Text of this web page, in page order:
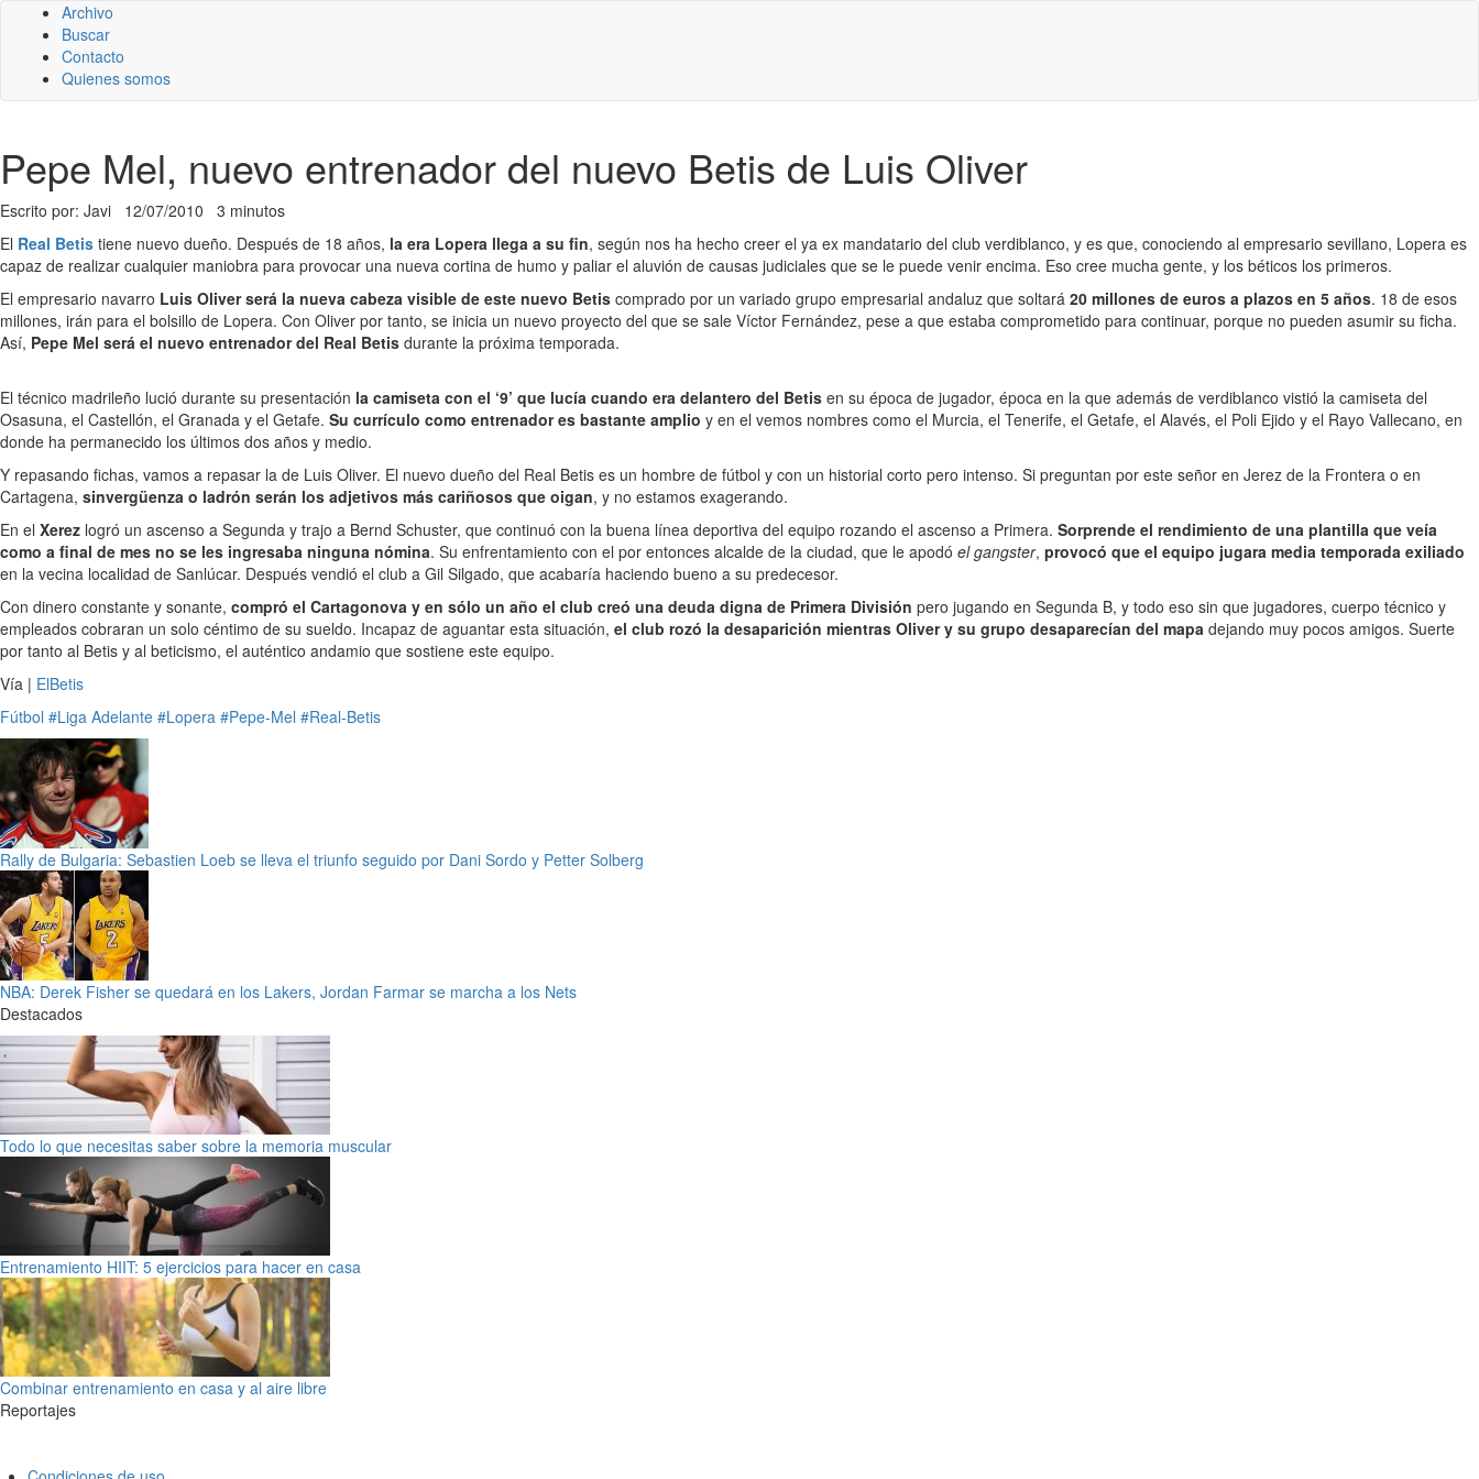
Archivo
Buscar
Contacto
Quienes somos
Pepe Mel, nuevo entrenador del nuevo Betis de Luis Oliver
Escrito por: Javi 12/07/2010 3 minutos
El Real Betis tiene nuevo dueño. Después de 18 años, la era Lopera llega a su fin, según nos ha hecho creer el ya ex mandatario del club verdiblanco, y es que, conociendo al empresario sevillano, Lopera es
capaz de realizar cualquier maniobra para provocar una nueva cortina de humo y paliar el aluvión de causas judiciales que se le puede venir encima. Eso cree mucha gente, y los béticos los primeros.
El empresario navarro Luis Oliver será la nueva cabeza visible de este nuevo Betis comprado por un variado grupo empresarial andaluz que soltará 20 millones de euros a plazos en 5 años. 18 de esos
millones, irán para el bolsillo de Lopera. Con Oliver por tanto, se inicia un nuevo proyecto del que se sale Víctor Fernández, pese a que estaba comprometido para continuar, porque no pueden asumir su ficha.
Así, Pepe Mel será el nuevo entrenador del Real Betis durante la próxima temporada.
El técnico madrileño lució durante su presentación la camiseta con el ‘9’ que lucía cuando era delantero del Betis en su época de jugador, época en la que además de verdiblanco vistió la camiseta del
Osasuna, el Castellón, el Granada y el Getafe. Su currículo como entrenador es bastante amplio y en el vemos nombres como el Murcia, el Tenerife, el Getafe, el Alavés, el Poli Ejido y el Rayo Vallecano, en
donde ha permanecido los últimos dos años y medio.
Y repasando fichas, vamos a repasar la de Luis Oliver. El nuevo dueño del Real Betis es un hombre de fútbol y con un historial corto pero intenso. Si preguntan por este señor en Jerez de la Frontera o en
Cartagena, sinvergüenza o ladrón serán los adjetivos más cariñosos que oigan, y no estamos exagerando.
En el Xerez logró un ascenso a Segunda y trajo a Bernd Schuster, que continuó con la buena línea deportiva del equipo rozando el ascenso a Primera. Sorprende el rendimiento de una plantilla que veía
como a final de mes no se les ingresaba ninguna nómina. Su enfrentamiento con el por entonces alcalde de la ciudad, que le apodó el gangster, provocó que el equipo jugara media temporada exiliado
en la vecina localidad de Sanlúcar. Después vendió el club a Gil Silgado, que acabaría haciendo bueno a su predecesor.
Con dinero constante y sonante, compró el Cartagonova y en sólo un año el club creó una deuda digna de Primera División pero jugando en Segunda B, y todo eso sin que jugadores, cuerpo técnico y
empleados cobraran un solo céntimo de su sueldo. Incapaz de aguantar esta situación, el club rozó la desaparición mientras Oliver y su grupo desaparecían del mapa dejando muy pocos amigos. Suerte
por tanto al Betis y al beticismo, el auténtico andamio que sostiene este equipo.
Vía | ElBetis
Fútbol #Liga Adelante #Lopera #Pepe-Mel #Real-Betis
Rally de Bulgaria: Sebastien Loeb se lleva el triunfo seguido por Dani Sordo y Petter Solberg
NBA: Derek Fisher se quedará en los Lakers, Jordan Farmar se marcha a los Nets
Destacados
Todo lo que necesitas saber sobre la memoria muscular
Entrenamiento HIIT: 5 ejercicios para hacer en casa
Combinar entrenamiento en casa y al aire libre
Reportajes